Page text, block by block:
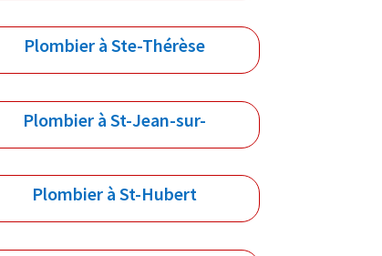
Plombier à Ste-Thérèse
Plombier à St-Jean-sur-
Plombier à St-Hubert